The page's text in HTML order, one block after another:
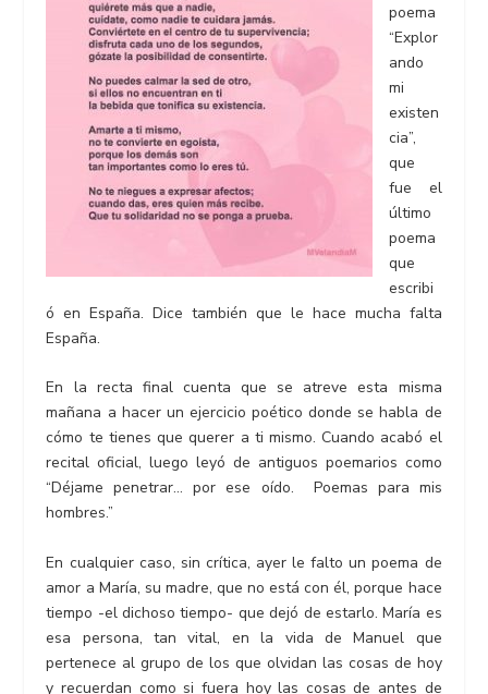
poema
“Explor
ando
mi
existen
cia”,
que
fue el
último
poema
que
escribi
ó en España. Dice también que le hace mucha falta
España.
En la recta final cuenta que se atreve esta misma
mañana a hacer un ejercicio poético donde se habla de
cómo te tienes que querer a ti mismo. Cuando acabó el
recital oficial, luego leyó de antiguos poemarios como
“Déjame penetrar… por ese oído. Poemas para mis
hombres.”
En cualquier caso, sin crítica, ayer le falto un poema de
amor a María, su madre, que no está con él, porque hace
tiempo -el dichoso tiempo- que dejó de estarlo. María es
esa persona, tan vital, en la vida de Manuel que
pertenece al grupo de los que olvidan las cosas de hoy
y recuerdan como si fuera hoy las cosas de antes de